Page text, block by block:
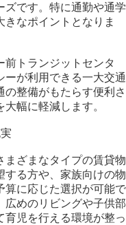
ズです。特に通勤や通学
なポイントとなりま
前トランジットセンタ
ーが利用できる一大交通
整備がもたらす便利さ
幅に軽減します。
まざまなタイプの賃貸物
する方や、家族向けの物
算に応じた選択が可能で
広めのリビングや子供部
育児を行える環境が整っ